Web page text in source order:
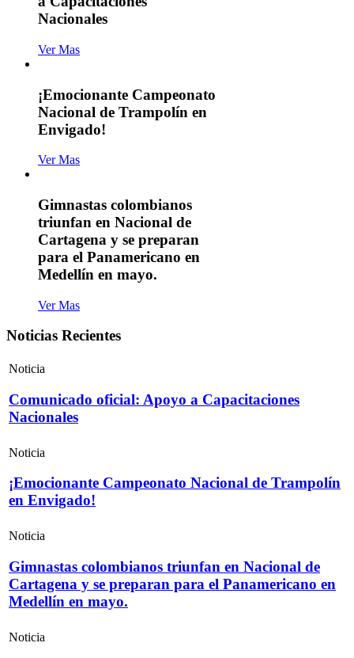
Nacionales
Ver Mas
¡Emocionante Campeonato
Nacional de Trampolín en
Envigado!
Ver Mas
Gimnastas colombianos
triunfan en Nacional de
Cartagena y se preparan
para el Panamericano en
Medellín en mayo.
Ver Mas
Noticias Recientes
Noticia
Comunicado oficial: Apoyo a Capacitaciones
Nacionales
Noticia
¡Emocionante Campeonato Nacional de Trampolín
en Envigado!
Noticia
Gimnastas colombianos triunfan en Nacional de
Cartagena y se preparan para el Panamericano en
Medellín en mayo.
Noticia